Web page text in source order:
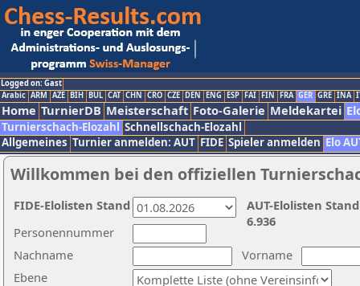
Logged on: Gast
Arabic ARM AZE BIH BUL CAT CHN CRO CZE DEN ENG ESP FAI FIN FRA GER GRE INA
Home TurnierDB Meisterschaft Foto-Galerie Meldekartei
Turnierschach-Elozahl Schnellschach-Elozahl
Allgemeines Turnier anmelden: AUT FIDE Spieler anmelden Elo
Willkommen bei den offiziellen
Nachname
Vorname
Ebene
Personennummer
AUT-Elolisten
6.936
FIDE-Elolisten Stand